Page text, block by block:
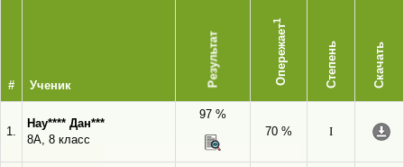
# Ученик Результат Опережает
1
Степень Скачать
1.
Нау**** Дан***
8А, 8 класс
97 %
70 %
I